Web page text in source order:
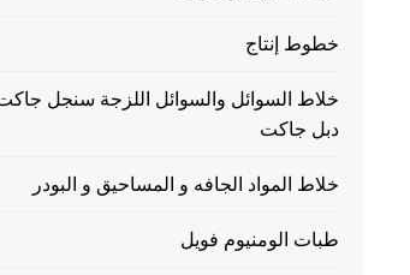
خطوط إنتاج
خلاط السوائل والسوائل اللزجة سنجل
دبل جاكت
خلاط المواد الجافه و المساحيق و البودر
طبات الومنيوم فويل